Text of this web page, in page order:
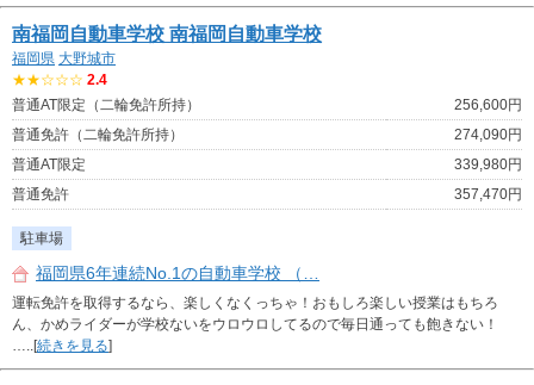
南福岡自動車学校 南福岡自動車学校
福岡県 大野城市
★★☆☆☆ 2.4
普通AT限定（二輪免許所持）
256,600円
普通免許（二輪免許所持）
274,090円
普通AT限定
339,980円
普通免許
357,470円
駐車場
福岡県6年連続No.1の自動車学校 （…
運転免許を取得するなら、楽しくなくっちゃ！おもしろ楽しい授業はもちろ
ん、かめライダーが学校ないをウロウロしてるので毎日通っても飽きない！
…..[続きを見る]